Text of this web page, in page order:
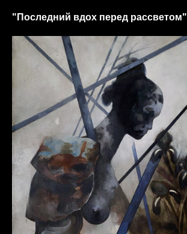
"Последний вдох перед рассветом"